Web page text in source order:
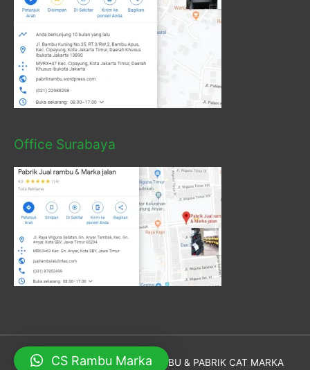
Office Surabaya
Hak Cipta © 2026PABRIK RAMBU & PABRIK CAT MARKA
CS Rambu Marka